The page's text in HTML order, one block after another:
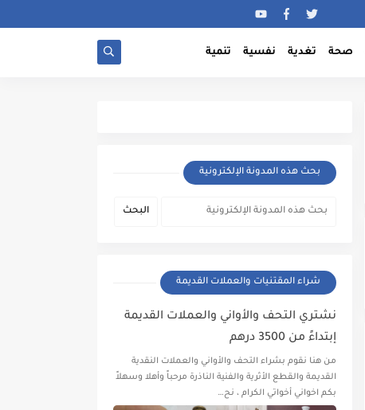
صحة تغدية نفسية تنمية
بحث هذه المدونة الإلكترونية
شراء المقتنيات والعملات القديمة
نشتري التحف والأواني والعملات القديمة
إبتداءً من 3500 درهم
من هنا نقوم بشراء التحف والأواني والعملات النقدية
القديمة والقطع الأثرية والفنية الناذرة مرحباً وأهلا وسهلاً
بكم اخواني أخواتي الكرام ، نح…